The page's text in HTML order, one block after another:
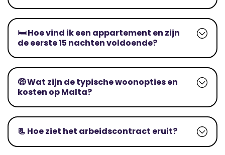
🛏️ Hoe vind ik een appartement en zijn
de eerste 15 nachten voldoende?
🤑 Wat zijn de typische woonopties en
kosten op Malta?
📃 Hoe ziet het arbeidscontract eruit?